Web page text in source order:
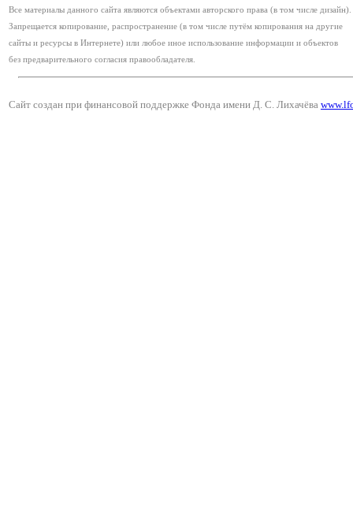
Все материалы данного сайта являются объектами авторского права (в том числе дизайн).
Запрещается копирование, распространение (в том числе путём копирования на другие
сайты и ресурсы в Интернете) или любое иное использование информации и объектов
без предварительного согласия правообладателя.
Сайт создан при финансовой поддержке Фонда имени Д. С. Лихачёва